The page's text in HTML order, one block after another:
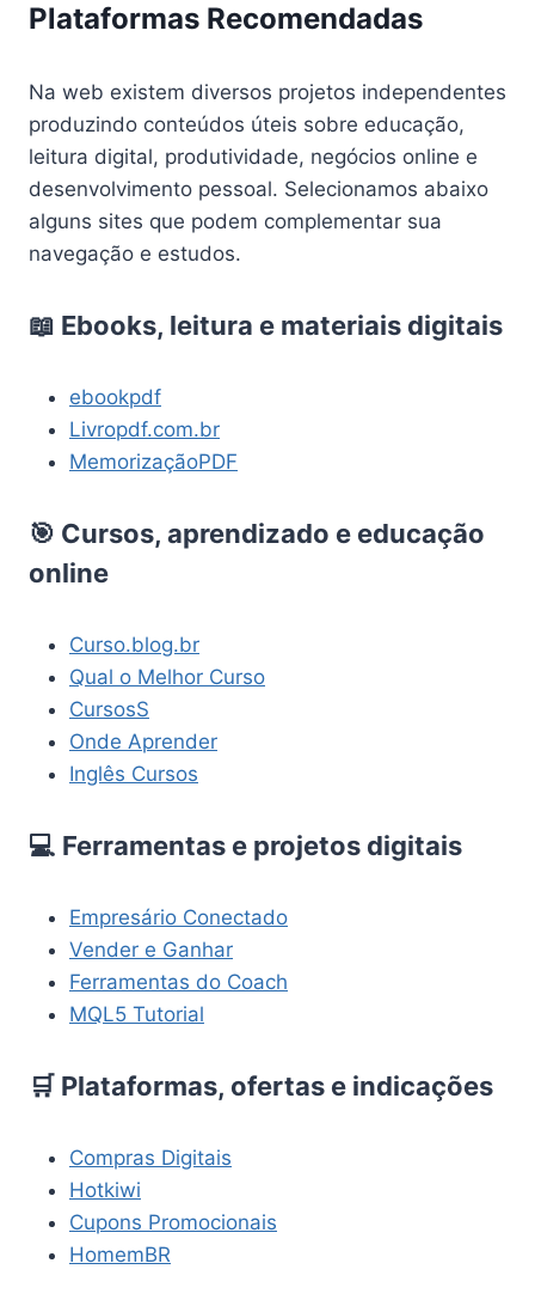
Plataformas Recomendadas
Na web existem diversos projetos independentes
produzindo conteúdos úteis sobre educação,
leitura digital, produtividade, negócios online e
desenvolvimento pessoal. Selecionamos abaixo
alguns sites que podem complementar sua
navegação e estudos.
📖 Ebooks, leitura e materiais digitais
ebookpdf
Livropdf.com.br
MemorizaçãoPDF
🎯 Cursos, aprendizado e educação
online
Curso.blog.br
Qual o Melhor Curso
CursosS
Onde Aprender
Inglês Cursos
💻 Ferramentas e projetos digitais
Empresário Conectado
Vender e Ganhar
Ferramentas do Coach
MQL5 Tutorial
🛒 Plataformas, ofertas e indicações
Compras Digitais
Hotkiwi
Cupons Promocionais
HomemBR